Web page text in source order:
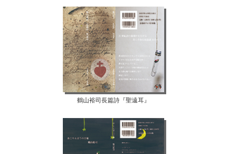
鶴山裕司長篇詩『聖遠耳』